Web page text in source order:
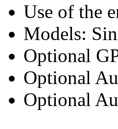
Use of the
Models:
Optional
Optional
Optional